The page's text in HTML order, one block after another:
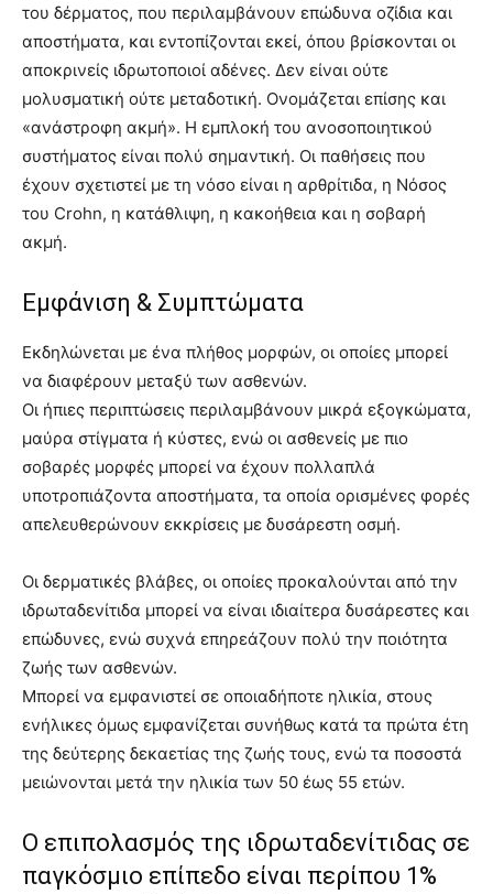
του δέρματος, που περιλαμβάνουν επώδυνα οζίδια και
αποστήματα, και εντοπίζονται εκεί, όπου βρίσκονται οι
αποκρινείς ιδρωτοποιοί αδένες. Δεν είναι ούτε
μολυσματική ούτε μεταδοτική. Ονομάζεται επίσης και
«ανάστροφη ακμή». Η εμπλοκή του ανοσοποιητικού
συστήματος είναι πολύ σημαντική. Οι παθήσεις που
έχουν σχετιστεί με τη νόσο είναι η αρθρίτιδα, η Νόσος
του Crohn, η κατάθλιψη, η κακοήθεια και η σοβαρή
ακμή.
Εμφάνιση & Συμπτώματα
Εκδηλώνεται με ένα πλήθος μορφών, οι οποίες μπορεί
να διαφέρουν μεταξύ των ασθενών.
Οι ήπιες περιπτώσεις περιλαμβάνουν μικρά εξογκώματα,
μαύρα στίγματα ή κύστες, ενώ οι ασθενείς με πιο
σοβαρές μορφές μπορεί να έχουν πολλαπλά
υποτροπιάζοντα αποστήματα, τα οποία ορισμένες φορές
απελευθερώνουν εκκρίσεις με δυσάρεστη οσμή.
Οι δερματικές βλάβες, οι οποίες προκαλούνται από την
ιδρωταδενίτιδα μπορεί να είναι ιδιαίτερα δυσάρεστες και
επώδυνες, ενώ συχνά επηρεάζουν πολύ την ποιότητα
ζωής των ασθενών.
Μπορεί να εμφανιστεί σε οποιαδήποτε ηλικία, στους
ενήλικες όμως εμφανίζεται συνήθως κατά τα πρώτα έτη
της δεύτερης δεκαετίας της ζωής τους, ενώ τα ποσοστά
μειώνονται μετά την ηλικία των 50 έως 55 ετών.
Ο επιπολασμός της ιδρωταδενίτιδας σε
παγκόσμιο επίπεδο είναι περίπου 1%